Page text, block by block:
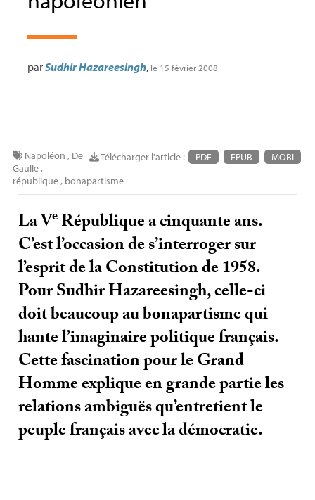
parSudhir Hazareesingh, le 15 février 2008
Télécharger l'article : PDF EPUB MOBI
Napoléon , De
Gaulle,
république, bonapartisme
La VeRépublique a cinquante ans.
C’est l’occasion de s’interroger sur
l’esprit de la Constitution de 1958.
Pour Sudhir Hazareesingh, celle-ci
doit beaucoup au bonapartisme qui
hante l’imaginaire politique français.
Cette fascination pour le Grand
Homme explique en grande partie les
relations ambiguës qu’entretient le
peuple français avec la démocratie.